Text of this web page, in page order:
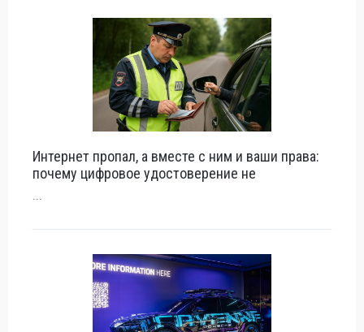
Интернет пропал, а вместе с ним и ваши права:
почему цифровое удостоверение не
...